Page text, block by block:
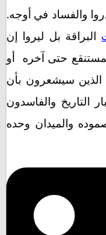
في أوجه.
بل ليروا إن
حتى آخره أو
سيشعرون بأن
والفاسدون
وحده